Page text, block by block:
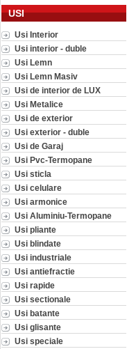
USI
Usi Interior
Usi interior - duble
Usi Lemn
Usi Lemn Masiv
Usi de interior de LUX
Usi Metalice
Usi de exterior
Usi exterior - duble
Usi de Garaj
Usi Pvc-Termopane
Usi sticla
Usi celulare
Usi armonice
Usi Aluminiu-Termopane
Usi pliante
Usi blindate
Usi industriale
Usi antiefractie
Usi rapide
Usi sectionale
Usi batante
Usi glisante
Usi speciale